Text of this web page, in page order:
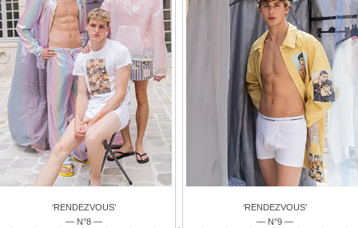
‘RENDEZVOUS’
— N°9 —
‘RENDEZVOUS’
— N°10 —